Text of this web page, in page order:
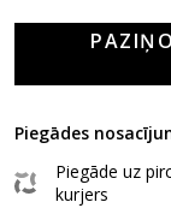
Piegādes
Piegāde uz
kurjers